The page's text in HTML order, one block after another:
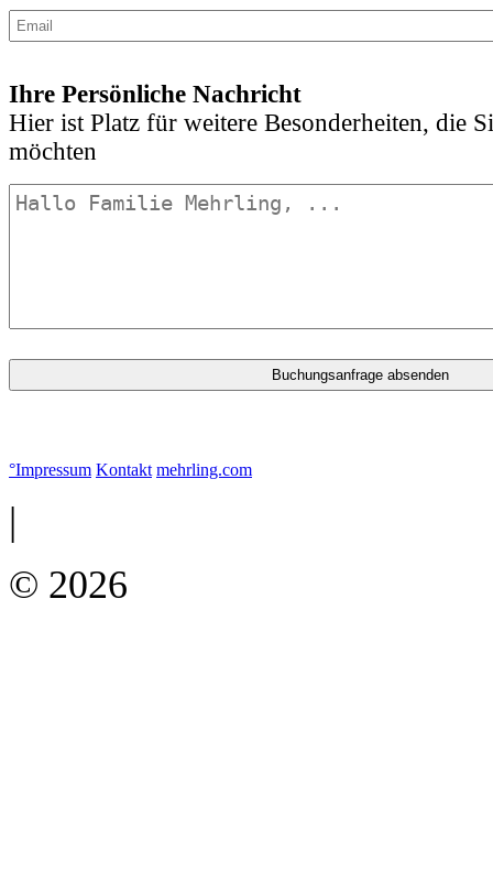
Ihre Persönliche Nachricht
Hier ist Platz für weitere Besonderheiten, die
möchten
°Impressum Kontakt mehrling.com
|
© 2026